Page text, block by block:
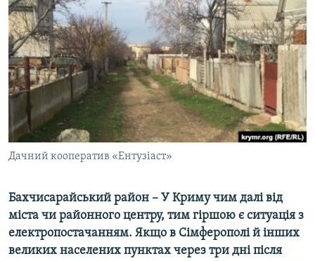
СПЕЦПРОЕКТИ
ДЕПОРТАЦІЯ
ВІДЕОУРОКИ «ELIFBE»
СВІДЧЕННЯ ОКУПАЦІЇ
УКРАЇНСЬКА ПРОБЛЕМА КРИМУ
ІНФОГРАФІКА
ЯК ОБІЙТИ БЛОКУВАННЯ
Русский
Qırımtatar
ДОЛУЧАЙСЯ!
Усі сайти RFE/RL
Дачний кооператив «Ентузіаст»
Бахчисарайський район – У Криму чим далі від
міста чи районного центру, тим гіршою є ситуація з
електропостачанням. Якщо в Сімферополі й інших
великих населених пунктах через три дні після